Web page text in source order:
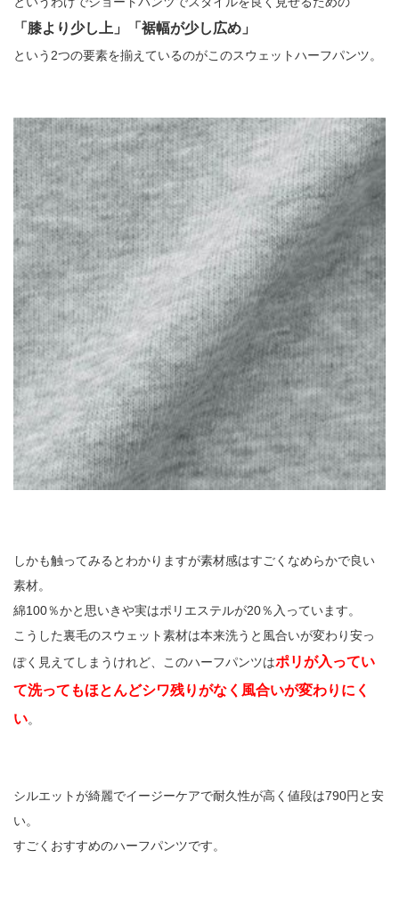
「膝より少し上」「裾幅が少し広め」
という2つの要素を揃えているのがこのスウェットハーフパンツ。
しかも触ってみるとわかりますが素材感はすごくなめらかで良い
素材。
綿100％かと思いきや実はポリエステルが20％入っています。
こうした裏毛のスウェット素材は本来洗うと風合いが変わり安っ
ぽく見えてしまうけれど、このハーフパンツはポリが入ってい
て洗ってもほとんどシワ残りがなく風合いが変わりにく
い。
シルエットが綺麗でイージーケアで耐久性が高く値段は790円と安
い。
すごくおすすめのハーフパンツです。